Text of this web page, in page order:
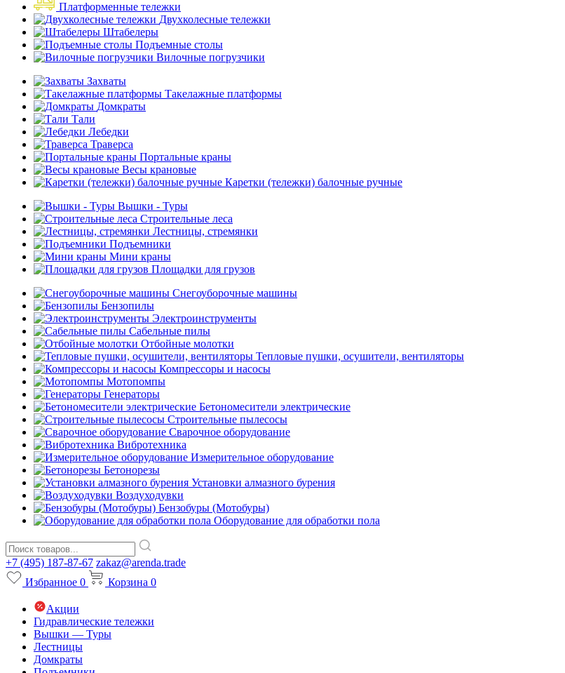
Платформенные тележки
Двухколесные тележки
Штабелеры
Подъемные столы
Вилочные погрузчики
Захваты
Такелажные платформы
Домкраты
Тали
Лебедки
Траверса
Портальные краны
Весы крановые
Каретки (тележки) балочные ручные
Вышки - Туры
Строительные леса
Лестницы, стремянки
Подъемники
Мини краны
Площадки для грузов
Снегоуборочные машины
Бензопилы
Электроинструменты
Сабельные пилы
Отбойные молотки
Тепловые пушки, осушители, вентиляторы
Компрессоры и насосы
Мотопомпы
Генераторы
Бетономесители электрические
Строительные пылесосы
Сварочное оборудование
Вибротехника
Измерительное оборудование
Бетонорезы
Установки алмазного бурения
Воздуходувки
Бензобуры (Мотобуры)
Оборудование для обработки пола
+7 (495) 187-87-67 zakaz@arenda.trade
Избранное 0 Корзина 0
Акции
Гидравлические тележки
Вышки — Туры
Лестницы
Домкраты